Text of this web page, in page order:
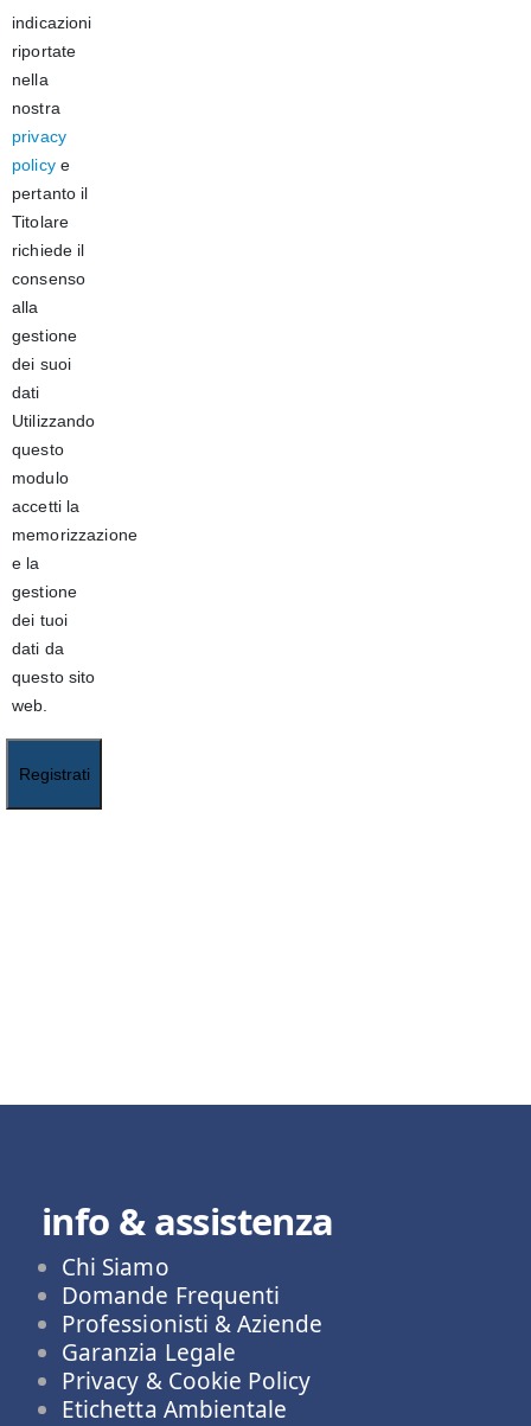
indicazioni
riportate
nella
nostra
privacy
policye
pertanto il
Titolare
richiede il
consenso
alla
gestione
dei suoi
dati
Utilizzando
questo
modulo
accetti la
memorizzazione
e la
gestione
dei tuoi
dati da
questo sito
web.
Registrati
info & assistenza
Chi Siamo
Domande Frequenti
Professionisti & Aziende
Garanzia Legale
Privacy & Cookie Policy
Etichetta Ambientale